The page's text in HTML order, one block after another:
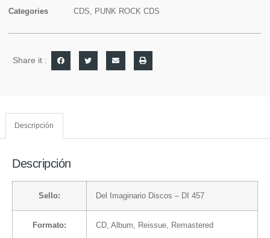
Categories CDS, PUNK ROCK CDS
Share it :
Descripción
Descripción
Sello: Del Imaginario Discos – DI 457
Formato: CD , Album, Reissue, Remastered